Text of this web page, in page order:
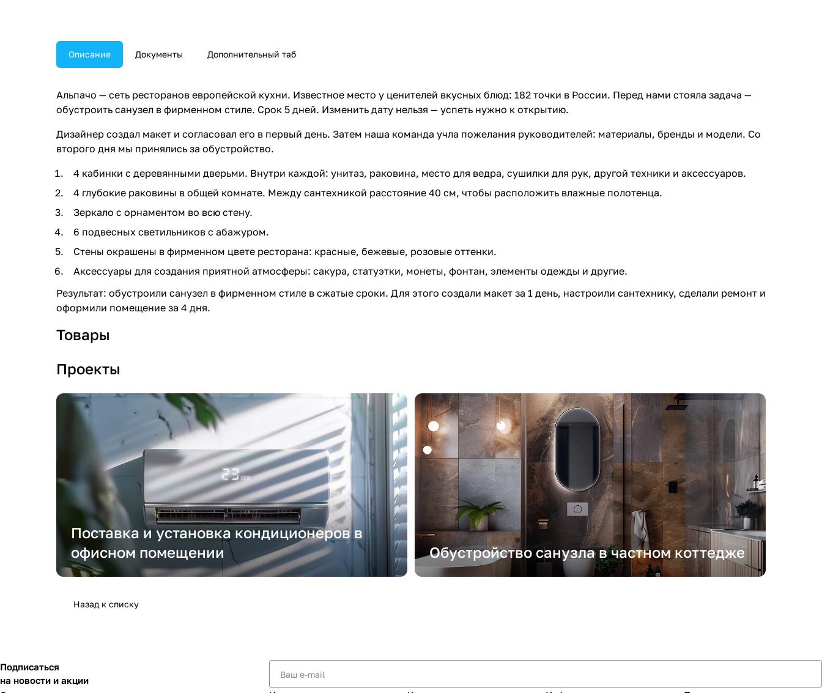
Описание Документы Дополнительный таб
Альпачо — сеть ресторанов европейской кухни. Известное место у ценителей вкусных блюд: 182 точки в России. Перед нами стояла задача —
обустроить санузел в фирменном стиле. Срок 5 дней. Изменить дату нельзя — успеть нужно к открытию.
Дизайнер создал макет и согласовал его в первый день. Затем наша команда учла пожелания руководителей: материалы, бренды и модели. Со
второго дня мы принялись за обустройство.
4 кабинки с деревянными дверьми. Внутри каждой: унитаз, раковина, место для ведра, сушилки для рук, другой техники и аксессуаров.
4 глубокие раковины в общей комнате. Между сантехникой расстояние 40 см, чтобы расположить влажные полотенца.
Зеркало с орнаментом во всю стену.
6 подвесных светильников с абажуром.
Стены окрашены в фирменном цвете ресторана: красные, бежевые, розовые оттенки.
Аксессуары для создания приятной атмосферы: сакура, статуэтки, монеты, фонтан, элементы одежды и другие.
Результат: обустроили санузел в фирменном стиле в сжатые сроки. Для этого создали макет за 1 день, настроили сантехнику, сделали ремонт и
оформили помещение за 4 дня.
Товары
Проекты
Поставка и установка кондиционеров в
офисном помещении
Обустройство санузла в частном коттедже
Назад к списку
Подписаться
на новости и акции